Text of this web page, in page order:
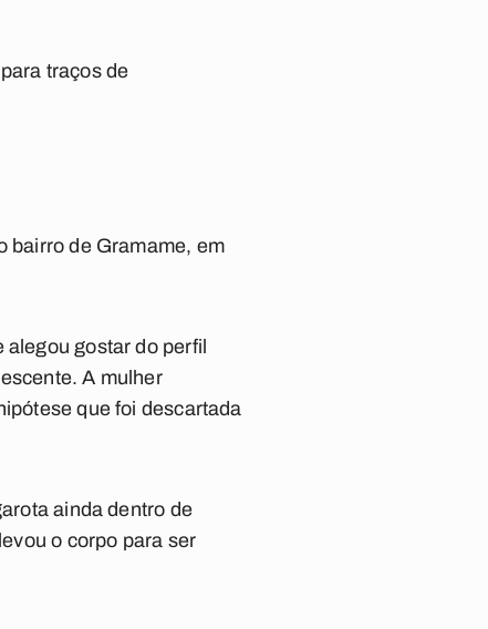
traços de
bairro de Gramame, em
gostar do perfil
A mulher
que foi descartada
ainda dentro de
o corpo para ser